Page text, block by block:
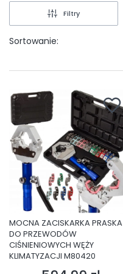
Filtry
Sortowanie:
MOCNA ZACISKARKA PRASKA
DO PRZEWODÓW
CIŚNIENIOWYCH WĘŻY
KLIMATYZACJI M80420